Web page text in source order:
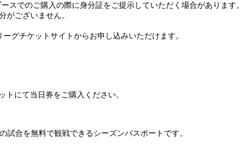
スでのご購入の際に身分証をご提示していただく場合があります。
がございません。
グチケットサイトからお申し込みいただけます。
トにて当日券をご購入ください。
合を無料で観戦できるシーズンパスポートです。